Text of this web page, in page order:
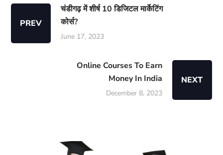
PREV
चंडीगढ़ में शीर्ष 10 डिजिटल मार्केटिंग
कोर्स?
June 17, 2023
Online Courses To Earn
Money In India
December 8, 2023
NEXT